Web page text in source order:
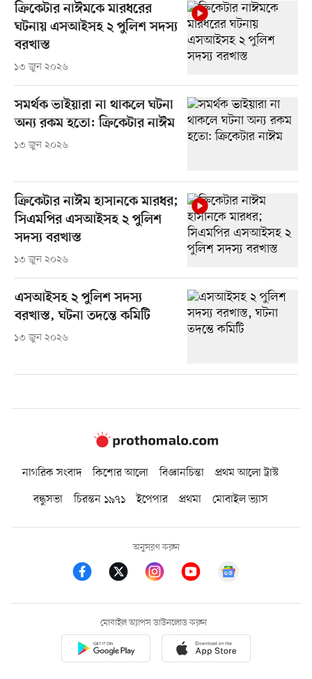
ক্রিকেটার নাঈমকে মারধরের
ঘটনায় এসআইসহ ২ পুলিশ সদস্য
বরখাস্ত
১৩ জুন ২০২৬
সমর্থক ভাইয়ারা না থাকলে ঘটনা
অন্য রকম হতো: ক্রিকেটার নাঈম
১৩ জুন ২০২৬
ক্রিকেটার নাঈম হাসানকে মারধর;
সিএমপির এসআইসহ ২ পুলিশ
সদস্য বরখাস্ত
১৩ জুন ২০২৬
এসআইসহ ২ পুলিশ সদস্য
বরখাস্ত, ঘটনা তদন্তে কমিটি
১৩ জুন ২০২৬
নাগরিক সংবাদ কিশোর আলো বিজ্ঞানচিন্তা
প্রথম আলো ট্রাস্ট
বন্ধুসভা
চিরন্তন ১৯৭১ ইপেপার প্রথমা মোবাইল ভ্যাস
অনুসরণ করুন
মোবাইল অ্যাপস ডাউনলোড করুন